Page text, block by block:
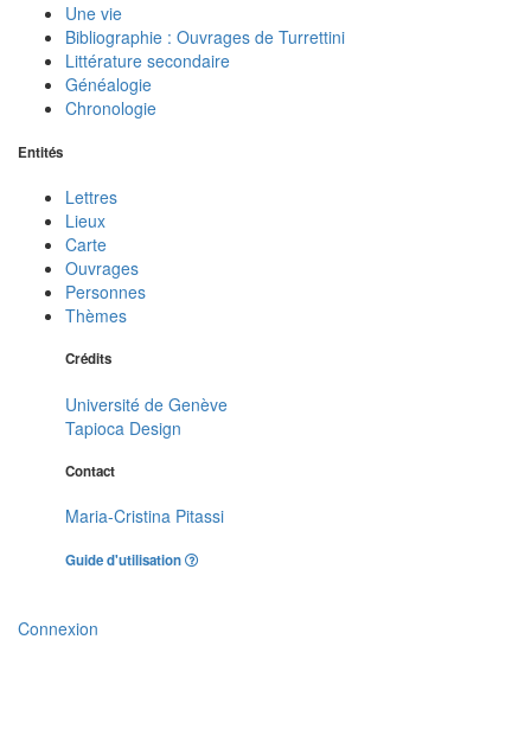
Une vie
Bibliographie : Ouvrages de Turrettini
Littérature secondaire
Généalogie
Chronologie
Entités
Lettres
Lieux
Carte
Ouvrages
Personnes
Thèmes
Crédits
Université de Genève
Tapioca Design
Contact
Maria-Cristina Pitassi
Guide d'utilisation
Connexion